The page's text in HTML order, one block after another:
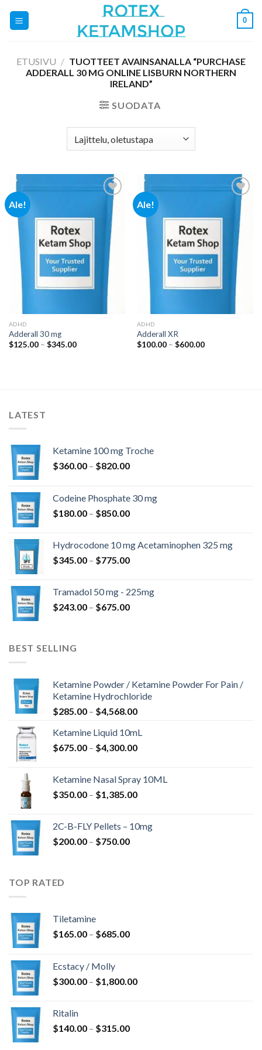
0
ETUSIVU / TUOTTEET AVAINSANALLA “PURCHASE
ADDERALL 30 MG ONLINE LISBURN NORTHERN
IRELAND”
SUODATA
Ale!
Add to
wishlist
ADHD
Adderall 30 mg
$125.00 – $345.00Hintaluokka:
Ale!
Add to
wishlist
ADHD
Adderall XR
$100.00 – $600.00Hintaluokka:
LATEST
Ketamine 100 mg Troche
$360.00 – $820.00Hintaluokka:
$820.00
Codeine Phosphate 30 mg
$180.00 – $850.00Hintaluokka:
$850.00
Hydrocodone 10 mg Acetaminophen 325 mg
$345.00 – $775.00Hintaluokka:
$775.00
Tramadol 50 mg - 225mg
$243.00 – $675.00Hintaluokka:
BEST SELLING
Ketamine Powder / Ketamine Powder For Pain /
Ketamine Hydrochloride
$285.00 – $4,568.00Hintaluokka:
-
$4,568.00
Ketamine Liquid 10mL
$675.00 – $4,300.00Hintaluokka:
$4,300.00
Ketamine Nasal Spray 10ML
$350.00 – $1,385.00Hintaluokka:
$1,385.00
2C-B-FLY Pellets – 10mg
$200.00 – $750.00Hintaluokka:
TOP RATED
Tiletamine
$165.00 – $685.00Hintaluokka:
Ecstacy / Molly
$300.00 – $1,800.00Hintaluokka:
Ritalin
$140.00 – $315.00Hintaluokka: